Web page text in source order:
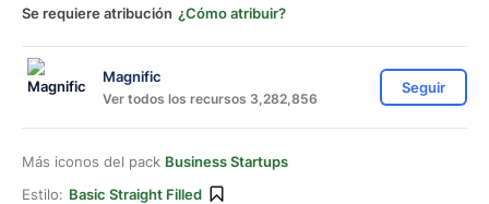
Se requiere atribución ¿Cómo atribuir?
Magnific
Ver todos los recursos 3,282,856
Seguir
Más iconos del pack Business Startups
Estilo: Basic Straight Filled